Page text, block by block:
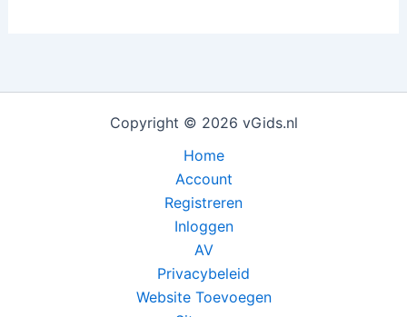
Copyright © 2026 vGids.nl
Home
Account
Registreren
Inloggen
AV
Privacybeleid
Website Toevoegen